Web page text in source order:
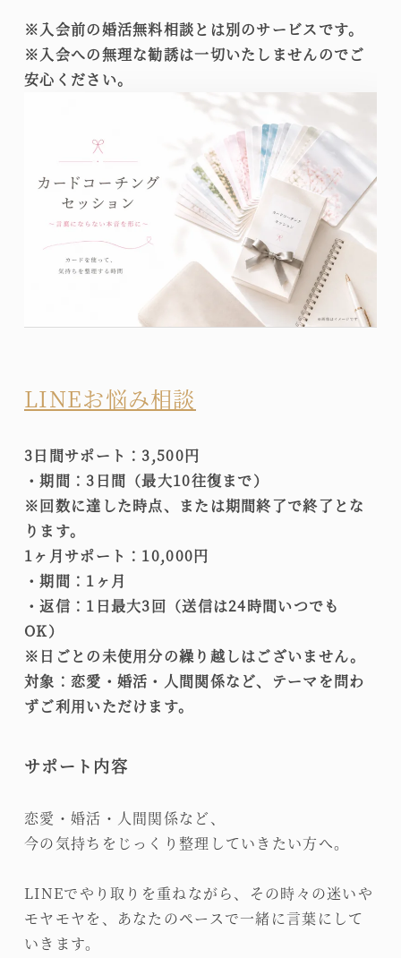
※入会前の婚活無料相談とは別のサービスです。
※入会への無理な勧誘は一切いたしませんのでご
安心ください。
LINEお悩み相談
3日間サポート：3,500円
・期間：3日間（最大10往復まで）
※回数に達した時点、または期間終了で終了とな
ります。
1ヶ月サポート：10,000円
・期間：1ヶ月
・返信：1日最大3回（送信は24時間いつでも
OK）
※日ごとの未使用分の繰り越しはございません。
対象：恋愛・婚活・人間関係など、テーマを問わ
ずご利用いただけます。
サポート内容
恋愛・婚活・人間関係など、
今の気持ちをじっくり整理していきたい方へ。
LINEでやり取りを重ねながら、その時々の迷いや
モヤモヤを、あなたのペースで一緒に言葉にして
いきます。